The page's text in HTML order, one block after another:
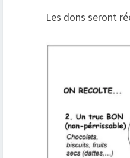
Les dons seront